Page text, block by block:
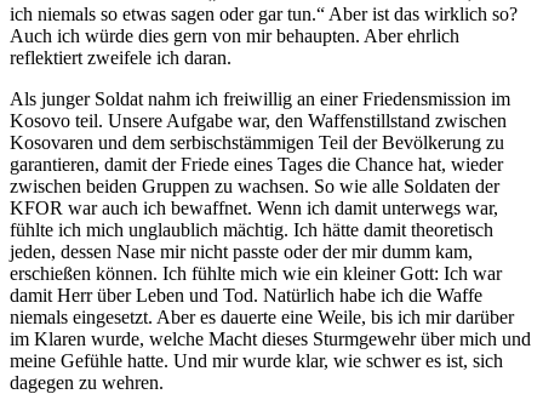
ich niemals so etwas sagen oder gar tun.“ Aber ist das wirklich so?
Auch ich würde dies gern von mir behaupten. Aber ehrlich
reflektiert zweifele ich daran.
Als junger Soldat nahm ich freiwillig an einer Friedensmission im
Kosovo teil. Unsere Aufgabe war, den Waffenstillstand zwischen
Kosovaren und dem serbischstämmigen Teil der Bevölkerung zu
garantieren, damit der Friede eines Tages die Chance hat, wieder
zwischen beiden Gruppen zu wachsen. So wie alle Soldaten der
KFOR war auch ich bewaffnet. Wenn ich damit unterwegs war,
fühlte ich mich unglaublich mächtig. Ich hätte damit theoretisch
jeden, dessen Nase mir nicht passte oder der mir dumm kam,
erschießen können. Ich fühlte mich wie ein kleiner Gott: Ich war
damit Herr über Leben und Tod. Natürlich habe ich die Waffe
niemals eingesetzt. Aber es dauerte eine Weile, bis ich mir darüber
im Klaren wurde, welche Macht dieses Sturmgewehr über mich und
meine Gefühle hatte. Und mir wurde klar, wie schwer es ist, sich
dagegen zu wehren.